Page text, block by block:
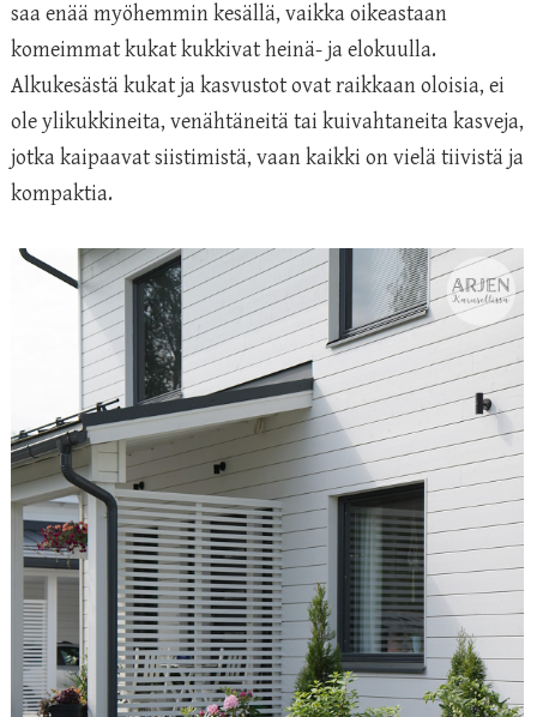
saa enää myöhemmin kesällä, vaikka oikeastaan
komeimmat kukat kukkivat heinä- ja elokuulla.
Alkukesästä kukat ja kasvustot ovat raikkaan oloisia, ei
ole ylikukkineita, venähtäneitä tai kuivahtaneita kasveja,
jotka kaipaavat siistimistä, vaan kaikki on vielä tiivistä ja
kompaktia.